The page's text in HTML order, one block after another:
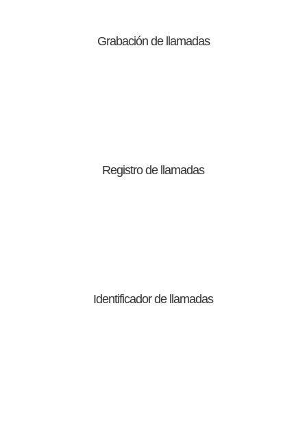
Grabación de llamadas
Registro de llamadas
Identificador de llamadas